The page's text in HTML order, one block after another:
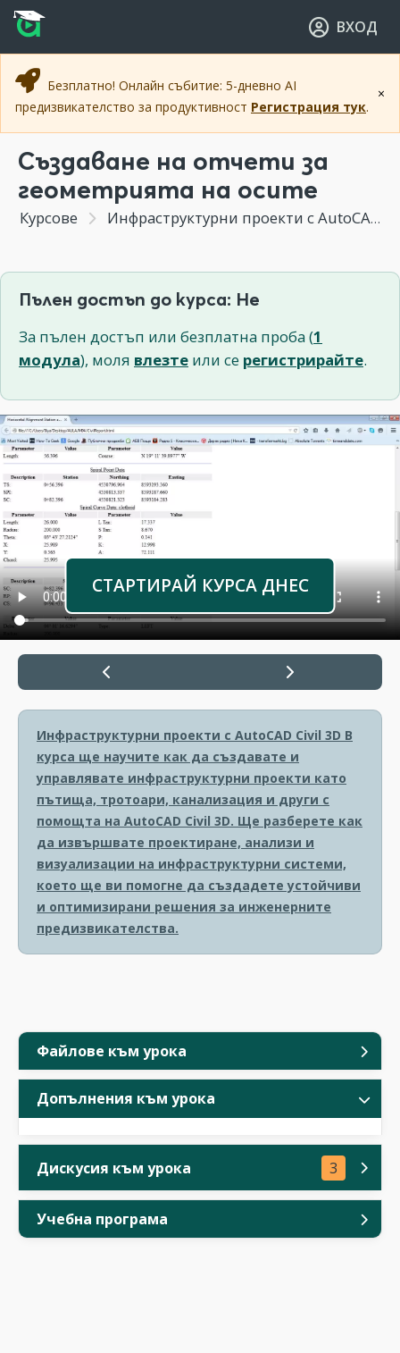
Прескочи към основното съдържание
Прескочи към навигацията
ВХОД
×
Безплатно! Онлайн събитие: 5-дневно AI
предизвикателство за продуктивност Регистрация тук.
Файлове към урока
Допълнения към урока
Дискусия към урока 3
Учебна програма
Създаване на отчети за
геометрията на осите
Курсове Инфраструктурни проекти с AutoCAD Civil 3D
Пълен достъп до курса: Не
За пълен достъп или безплатна проба (1
модула), моля влезте или се регистрирайте.
СТАРТИРАЙ КУРСА ДНЕС
Инфраструктурни проекти с AutoCAD Civil 3D В
курса ще научите как да създавате и
управлявате инфраструктурни проекти като
пътища, тротоари, канализация и други с
помощта на AutoCAD Civil 3D. Ще разберете как
да извършвате проектиране, анализи и
визуализации на инфраструктурни системи,
което ще ви помогне да създадете устойчиви
и оптимизирани решения за инженерните
предизвикателства.